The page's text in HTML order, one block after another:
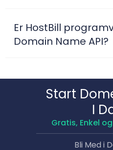
Er HostBill
Domain Name API?
Start
I
Gratis, Enkel
Bli Med i